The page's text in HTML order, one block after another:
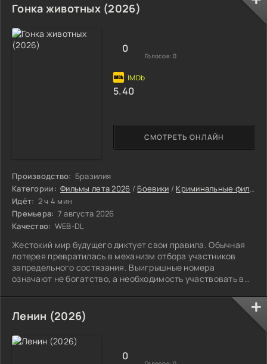
Гонка животных (2026)
Производство: Бразилия
Категории: Фильмы лета 2026 / Боевики / Криминальные фильмы
Идёт: 2 ч 4 мин
Премьера: 7 августа 2026
Качество: WEB-DL
Жестокий мир будущего диктует свои правила. Обычная
лотерея превратилась в механизм отбора участников
запредельного состязания. Выигрышные номера
означают не богатство, а необходимость участвовать в
закреплен за бегуном.
СМОТРЕТЬ ОНЛАЙН
0
Голосов: 0
5.40
Ленин (2026)
0